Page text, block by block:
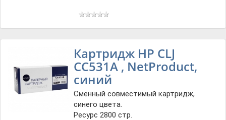
Картридж HP СLJ
CC531A , NetProduct,
синий
Сменный совместимый картридж,
синего цвета.
Ресурс 2800 стр.